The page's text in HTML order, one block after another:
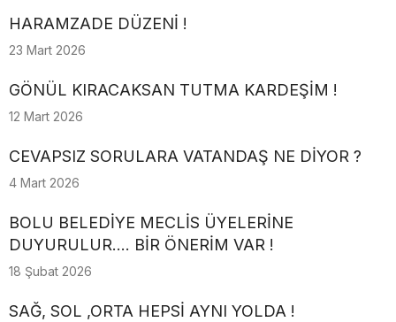
HARAMZADE DÜZENİ !
23 Mart 2026
GÖNÜL KIRACAKSAN TUTMA KARDEŞİM !
12 Mart 2026
CEVAPSIZ SORULARA VATANDAŞ NE DİYOR ?
4 Mart 2026
BOLU BELEDİYE MECLİS ÜYELERİNE
DUYURULUR.... BİR ÖNERİM VAR !
18 Şubat 2026
SAĞ, SOL ,ORTA HEPSİ AYNI YOLDA !